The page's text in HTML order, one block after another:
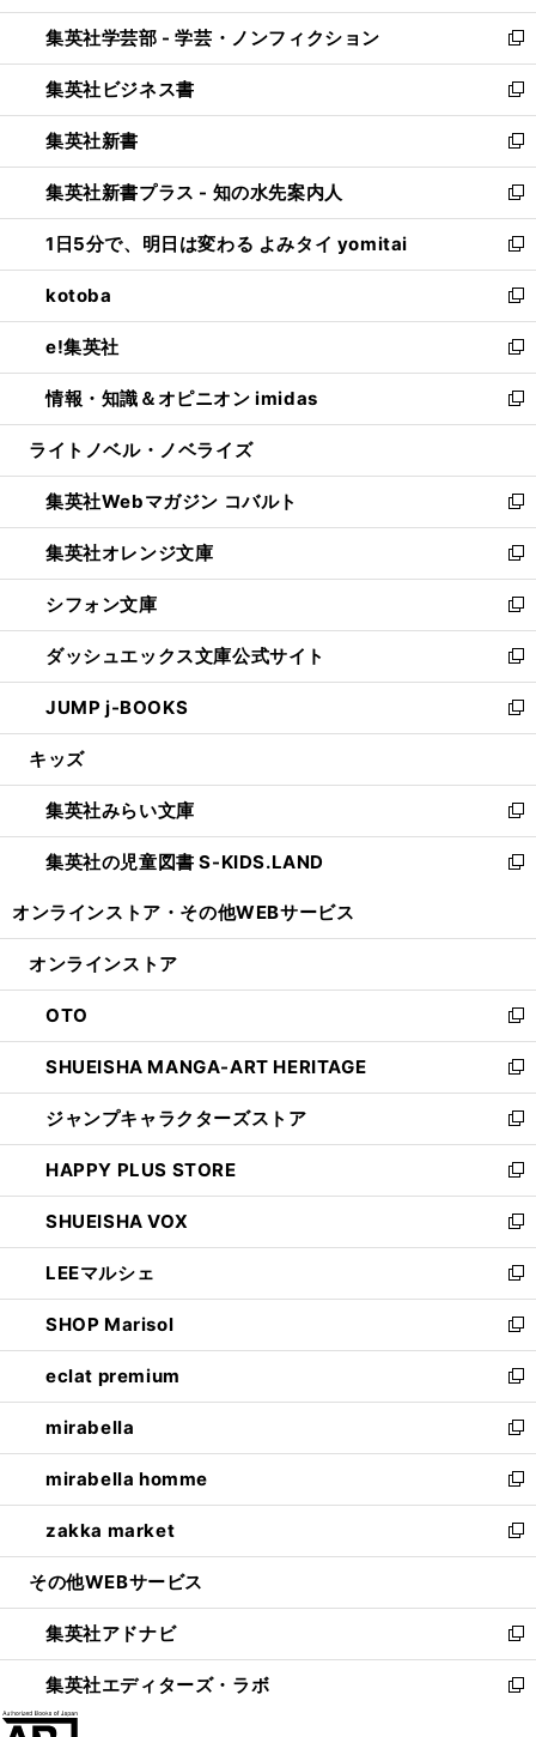
開
く
ウ
で
開
く
ン
ド
ウ
で
開
く
ウ
ィ
ン
ド
ウ
で
開
く
集英社学芸部 - 学芸・ノンフィクション
新
し
い
ウ
ィ
ン
ド
ウ
で
開
く
集英社ビジネス書
新
し
い
ウ
ィ
ン
ド
ウ
で
開
く
集英社新書
新
し
い
ウ
ィ
ン
ド
ウ
で
開
く
集英社新書プラス - 知の水先案内人
新
し
い
ウ
ィ
ン
ド
ウ
で
開
1日5分で、明日は変わる よみタイ yomitai
新
し
い
ウ
ィ
ン
ド
ウ
開
く
kotoba
新
し
い
ウ
ィ
ン
ウ
で
開
く
e!集英社
新
し
い
ウ
ン
ド
ウ
で
開
く
情報・知識＆オピニオン imidas
新
し
ウ
ィ
ン
ド
ウ
で
開
く
ライトノベル・ノベライズ
集英社Webマガジン コバルト
新
し
い
ウ
ィ
ン
ド
ウ
で
開
集英社オレンジ文庫
新
し
い
ウ
ィ
ン
ド
ウ
開
く
シフォン文庫
新
し
い
ウ
ィ
ン
ウ
で
開
く
ダッシュエックス文庫公式サイト
新
し
い
ウ
ン
ド
ウ
で
JUMP j-BOOKS
新
し
ウ
ィ
ン
ド
開
キッズ
集英社みらい文庫
新
し
い
ン
ウ
で
開
く
集英社の児童図書 S-KIDS.LAND
新
ウ
ン
ド
ウ
で
開
く
オンラインストア・ その他WEBサービス
オンラインストア
OTO
新
し
い
ウ
ィ
ン
ド
ウ
で
開
く
SHUEISHA MANGA-ART HERITAGE
新
し
い
ウ
ィ
ン
ド
ウ
で
開
く
ジャンプキャラクターズストア
新
し
い
ウ
ィ
ン
ド
ウ
で
開
く
HAPPY PLUS STORE
新
し
い
ウ
ィ
ン
ド
ウ
で
開
く
SHUEISHA VOX
新
し
い
ウ
ィ
ン
ド
ウ
で
開
く
LEEマルシェ
新
し
い
ウ
ィ
ン
ド
ウ
で
開
く
SHOP Marisol
新
し
い
ウ
ィ
ン
ド
ウ
で
開
eclat premium
新
し
い
ウ
ィ
ン
ド
ウ
開
く
mirabella
新
し
い
ウ
ィ
ン
ウ
で
開
く
mirabella homme
新
し
い
ウ
ン
ド
ウ
で
zakka market
新
し
ウ
ィ
ン
ド
その他WEBサービス
集英社アドナビ
新
し
い
集英社エディターズ・ラボ
新